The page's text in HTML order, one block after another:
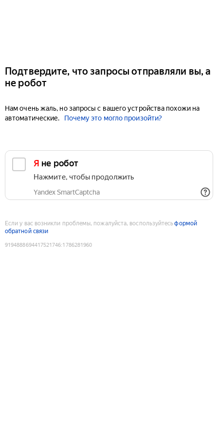
Подтвердите, что запросы отправляли вы, а
не робот
Нам очень жаль, но запросы с вашего устройства похожи на
автоматические.
Почему это могло произойти?
Я не робот
Нажмите, чтобы продолжить
Yandex SmartCaptcha
Если у вас возникли проблемы, пожалуйста, воспользуйтесьформой
обратной связи
9194888694417521746:1786281960